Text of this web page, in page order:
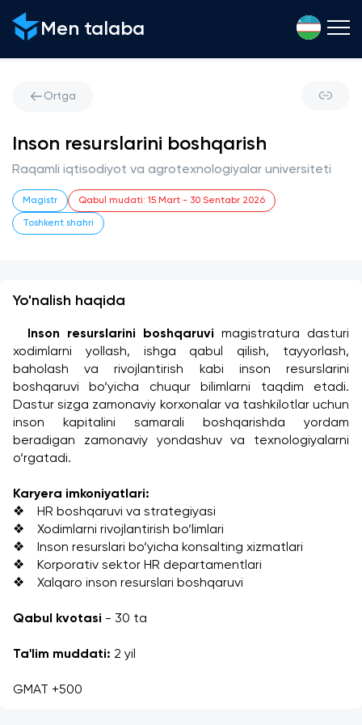
Men talaba
Ortga
Inson resurslarini boshqarish
Raqamli iqtisodiyot va agrotexnologiyalar universiteti
Magistr Qabul mudati: 15 Mart - 30 Sentabr 2026
Toshkent shahri
Yo'nalish haqida
Inson resurslarini boshqaruvi magistratura dasturi
xodimlarni yollash, ishga qabul qilish, tayyorlash,
baholash va rivojlantirish kabi inson resurslarini
boshqaruvi bo‘yicha chuqur bilimlarni taqdim etadi.
Dastur sizga zamonaviy korxonalar va tashkilotlar uchun
inson kapitalini samarali boshqarishda yordam
beradigan zamonaviy yondashuv va texnologiyalarni
o‘rgatadi.
Karyera imkoniyatlari:
❖    HR boshqaruvi va strategiyasi
❖    Xodimlarni rivojlantirish bo‘limlari
❖    Inson resurslari bo‘yicha konsalting xizmatlari
❖    Korporativ sektor HR departamentlari
❖    Xalqaro inson resurslari boshqaruvi
Qabul kvotasi - 30 ta
Ta'lim muddati: 2 yil
GMAT +500